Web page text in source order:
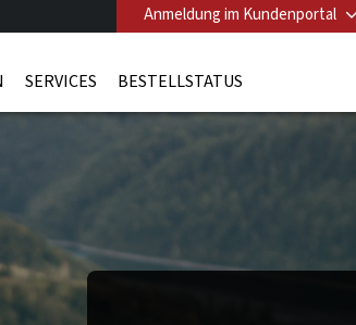
Anmeldung im Kundenportal
SERVICES BESTELLSTATUS